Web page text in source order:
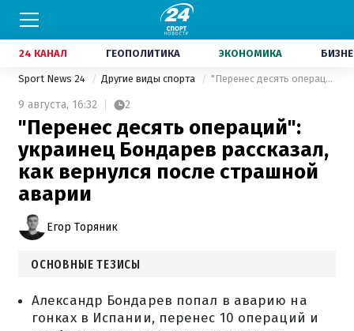
24 КАНАЛ ГЕОПОЛИТИКА ЭКОНОМИКА
Sport News 24 Другие виды спорта "Перенес десять операций": украинец Бондарев рассказал, как вернулся после страшной аварии
9 августа, 16:32 2
"Перенес десять операций":
украинец Бондарев рассказал,
как вернулся после страшной
аварии
Егор Торяник
ОСНОВНЫЕ ТЕЗИСЫ
Александр Бондарев попал в аварию на
гонках в Испании, перенес 10 операций и